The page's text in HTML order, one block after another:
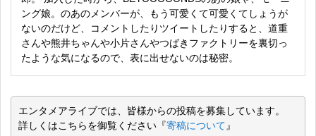
ング娘。のあのメンバーが、もう可愛くて可愛くてしょうが
ないのだけど、コメントしたりツイートしたりすると、道重
さんや熊井ちゃんや小片さんやつばきファクトリーを裏切っ
たような気になるので、表に出せないのは秘密。
エンタメアライブでは、皆様からの投稿を募集しています。
詳しくはこちらを御覧ください『寄稿について』